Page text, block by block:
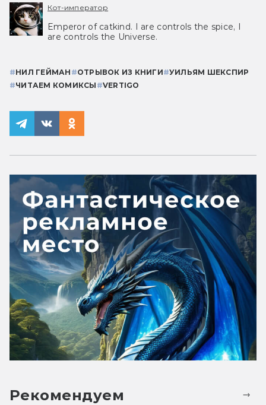
Кот-император
Emperor of catkind. I are controls the spice, I
are controls the Universe.
#НИЛ ГЕЙМАН #ОТРЫВОК ИЗ КНИГИ#УИЛЬЯМ ШЕКСПИР
#ЧИТАЕМ КОМИКСЫ #VERTIGO
Рекомендуем